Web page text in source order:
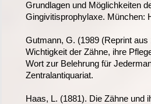
Grundlagen und Möglichkeiten
Gingivitisprophylaxe. München:
Gutmann, G. (1989 (Reprint aus
Wichtigkeit der Zähne, ihre
Wort zur Belehrung für
Zentralantiquariat.
Haas, L. (1881). Die Zähne und